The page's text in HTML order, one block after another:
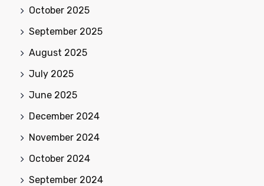
October 2025
September 2025
August 2025
July 2025
June 2025
December 2024
November 2024
October 2024
September 2024